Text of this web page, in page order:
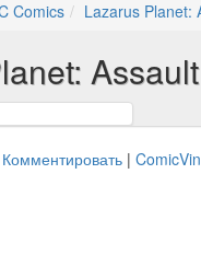
Comics Lazarus Planet:
Комментировать |